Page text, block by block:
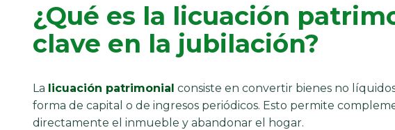
¿Qué es la licuación
clave en la jubilación?
La licuación patrimonial consiste en convertir bienes no
forma de capital o de ingresos periódicos. Esto permite
directamente el inmueble y abandonar el hogar.